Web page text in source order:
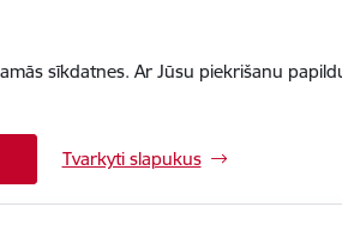
sīkdatnes. Ar Jūsu piekrišanu
Tvarkyti slapukus